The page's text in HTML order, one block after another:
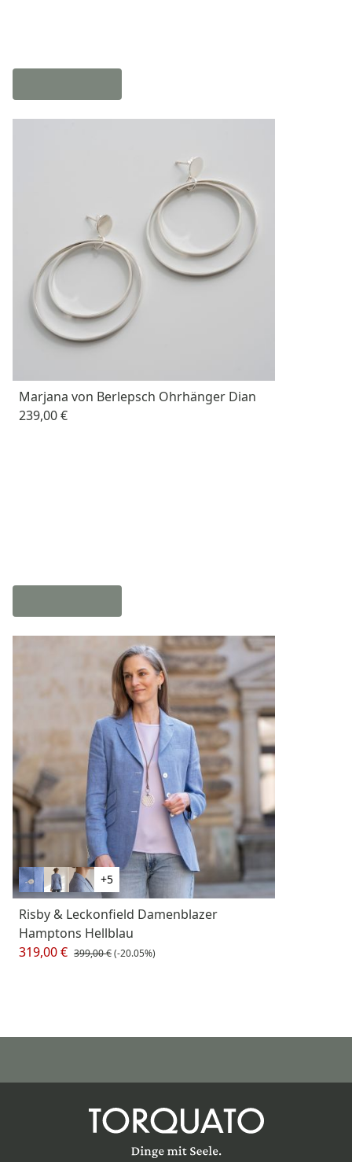
Marjana von Berlepsch Ohrhänger Dian
239,00 €
+5
Risby & Leckonfield Damenblazer
Hamptons Hellblau
319,00 € 399,00 €(-20.05%)